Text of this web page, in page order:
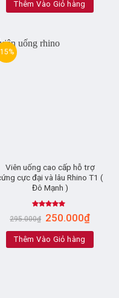
Thêm Vào Giỏ hàng
Viên uống cao cấp hỗ trợ
cực đại và lâu Rhino T1 (
Đô Mạnh )
Rated 5.00
out of 5
295.000₫ 250.000₫
Thêm Vào Giỏ hàng